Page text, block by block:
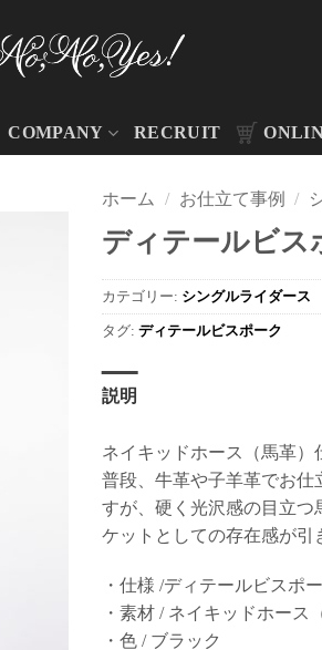
COMPANY RECRUIT
ホーム / お仕立て事例 /
ディテールビス
カテゴリー: シングルライダース
タグ: ディテールビスポーク
説明
ネイキッドホース（馬革）
普段、牛革や子羊革でお
すが、硬く光沢感の目立つ
ケットとしての存在感が引
・仕様 /ディテールビスポ
・素材 / ネイキッドホース
・色 / ブラック